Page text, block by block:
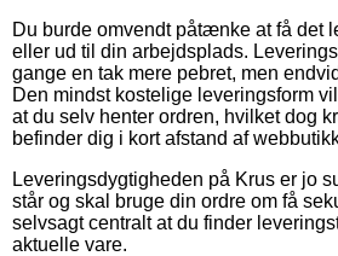
Du burde omvendt påtænke at få det
eller ud til din arbejdsplads.
gange en tak mere pebret, men
Den mindst kostelige leveringsform
at du selv henter ordren, hvilket dog
befinder dig i kort afstand af
Leveringsdygtigheden på Krus er jo
står og skal bruge din ordre om få
selvsagt centralt at du finder
aktuelle vare.